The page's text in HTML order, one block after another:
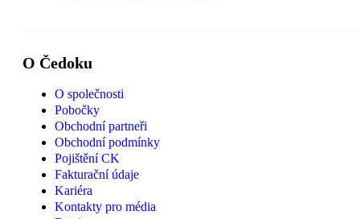
O Čedoku
O společnosti
Pobočky
Obchodní partneři
Obchodní podmínky
Pojištění CK
Fakturační údaje
Kariéra
Kontakty pro média